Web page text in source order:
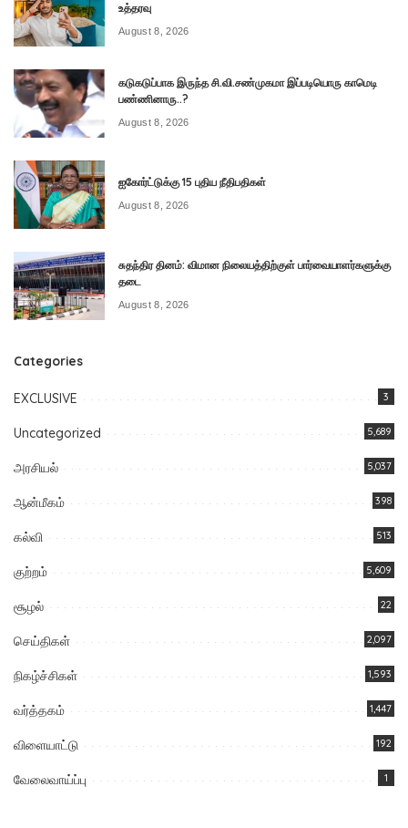
உத்தரவு
August 8, 2026
கடுகடுப்பாக இருந்த சி.வி.சண்முகமா இப்படியொரு காமெடி
பண்ணினாரு..?
August 8, 2026
ஐகோர்ட்டுக்கு 15 புதிய நீதிபதிகள்
August 8, 2026
சுதந்திர தினம்: விமான நிலையத்திற்குள் பார்வையாளர்களுக்கு
தடை
August 8, 2026
Categories
EXCLUSIVE 3
Uncategorized 5,689
அரசியல் 5,037
ஆன்மீகம் 398
கல்வி 513
குற்றம் 5,609
சூழல் 22
செய்திகள் 2,097
நிகழ்ச்சிகள் 1,593
வர்த்தகம் 1,447
விளையாட்டு 192
வேலைவாய்ப்பு 1